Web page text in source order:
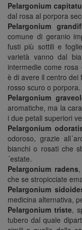
Pelargonium
dal rosa al porpora
Pelargonium
comune di geranio
fusti più sottili e
varietà vanno dal
intermedie come
è di avere il centro dei
rosso scuro o porpora.
Pelargonium
aromatiche, ma la
i due petali superiori
Pelargonium
odoroso, grazie
bianchi o rosati che
´estate.
Pelargonium radens
che se stropicciate
Pelargonium
medicina alternativa,
Pelargonium triste,
tubero dal quale